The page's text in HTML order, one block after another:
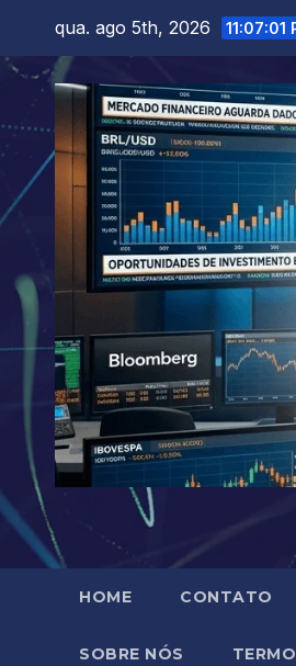
content
qua. ago 5th, 2026 11:07:03
HOME CONTATO
SOBRE NÓS